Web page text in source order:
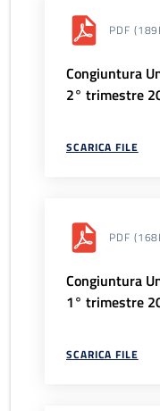
PDF
Congiuntura
2° trimestre
SCARICA FILE
PDF
Congiuntura
1° trimestre
SCARICA FILE